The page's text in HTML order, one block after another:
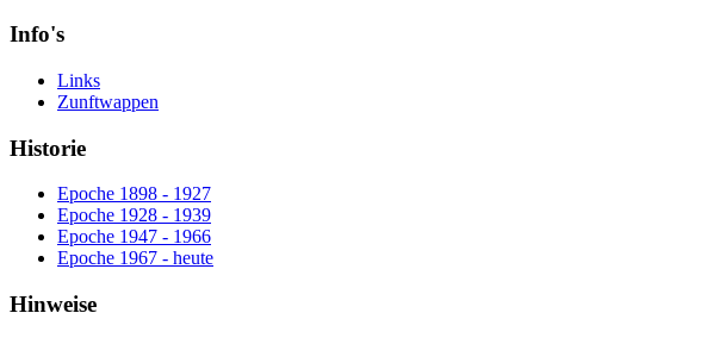
Info's
Links
Zunftwappen
Historie
Epoche 1898 - 1927
Epoche 1928 - 1939
Epoche 1947 - 1966
Epoche 1967 - heute
Hinweise